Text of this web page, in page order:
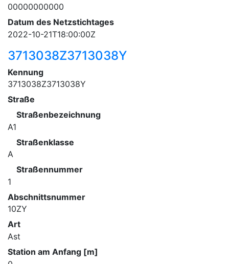
00000000000
Datum des Netzstichtages
2022-10-21T18:00:00Z
3713038Z3713038Y
Kennung
3713038Z3713038Y
Straße
Straßenbezeichnung
A1
Straßenklasse
A
Straßennummer
1
Abschnittsnummer
10ZY
Art
Ast
Station am Anfang [m]